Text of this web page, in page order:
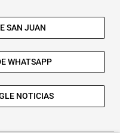
SAN JUAN
WHATSAPP
NOTICIAS